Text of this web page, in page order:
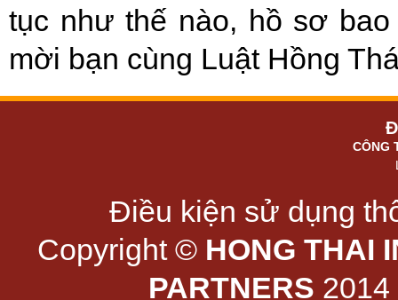
tục như thế nào, hồ sơ
mời bạn cùng Luật Hồng
CÔNG
Điều kiện sử dụng
Copyright © HONG THAI
PARTNERS 2014